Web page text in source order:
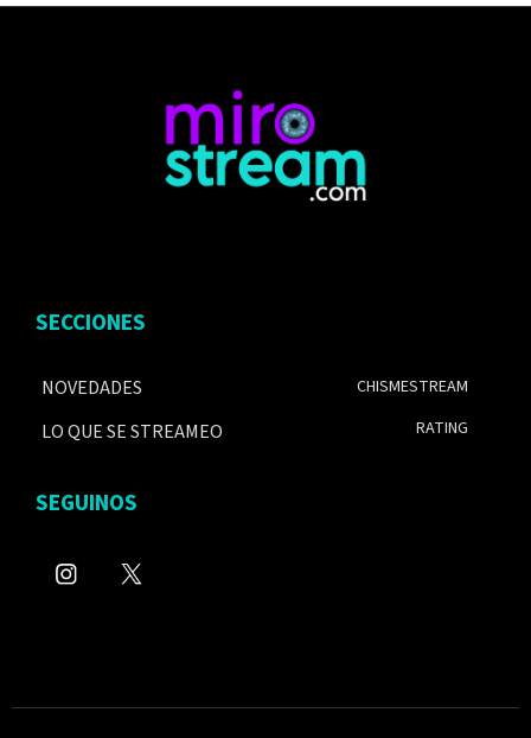
SECCIONES
NOVEDADES
LO QUE SE STREAMEO
CHISMESTREAM
RATING
SEGUINOS